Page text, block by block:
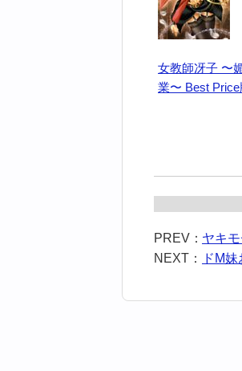
女教師冴子 〜
業〜 Best Price
PREV： ヤキ
NEXT：
ドM